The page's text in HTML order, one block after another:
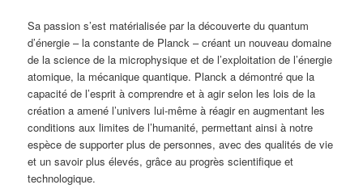
Sa passion s’est matérialisée par la découverte du quantum
d’énergie – la constante de Planck – créant un nouveau domaine
de la science de la microphysique et de l’exploitation de l’énergie
atomique, la mécanique quantique. Planck a démontré que la
capacité de l’esprit à comprendre et à agir selon les lois de la
création a amené l’univers lui-même à réagir en augmentant les
conditions aux limites de l’humanité, permettant ainsi à notre
espèce de supporter plus de personnes, avec des qualités de vie
et un savoir plus élevés, grâce au progrès scientifique et
technologique.